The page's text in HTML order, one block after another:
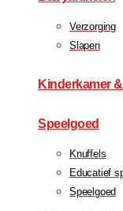
Verzorging
Slapen
Kinderkamer
Speelgoed
Knuffels
Educatief
Speelgoed